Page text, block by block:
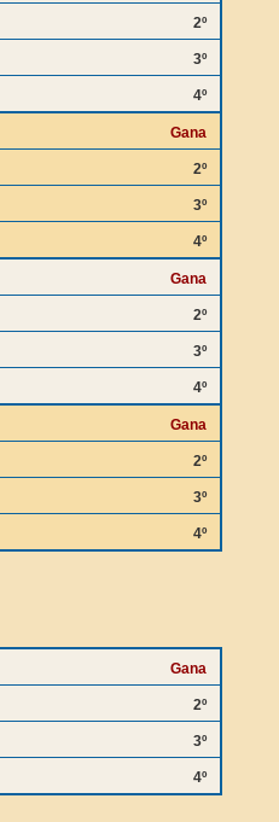
2º
3º
4º
Gana
2º
3º
4º
Gana
2º
3º
4º
Gana
2º
3º
4º
Gana
2º
3º
4º